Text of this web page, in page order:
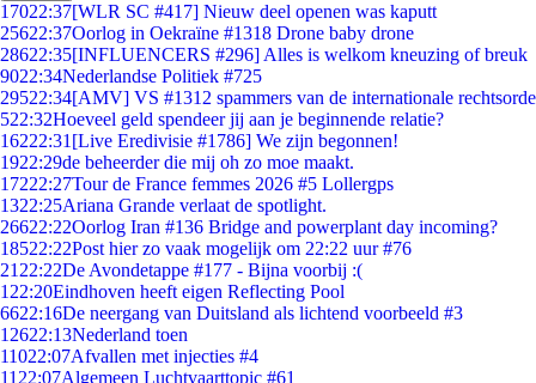
17022:37[WLR SC #417] Nieuw deel openen was kaputt
25622:37Oorlog in Oekraïne #1318 Drone baby drone
28622:35[INFLUENCERS #296] Alles is welkom kneuzing of breuk
9022:34Nederlandse Politiek #725
29522:34[AMV] VS #1312 spammers van de internationale rechtsorde
522:32Hoeveel geld spendeer jij aan je beginnende relatie?
16222:31 [Live Eredivisie #1786] We zijn begonnen!
1922:29de beheerder die mij oh zo moe maakt.
17222:27Tour de France femmes 2026 #5 Lollergps
1322:25Ariana Grande verlaat de spotlight.
26622:22Oorlog Iran #136 Bridge and powerplant day incoming?
18522:22Post hier zo vaak mogelijk om 22:22 uur #76
21 22:22De Avondetappe #177 - Bijna voorbij :(
1 22:20Eindhoven heeft eigen Reflecting Pool
6622:16De neergang van Duitsland als lichtend voorbeeld #3
12622:13Nederland toen
11022:07Afvallen met injecties #4
11 22:07Algemeen Luchtvaarttopic #61